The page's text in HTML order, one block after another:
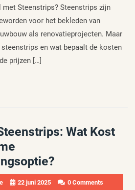
met Steenstrips? Steenstrips zijn
voor het bekleden van
als renovatieprojecten. Maar
en wat bepaalt de kosten
prijzen […]
Wat Kost
22 juni 2025 0 Comments